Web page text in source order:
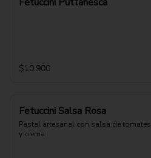
$10.900
Fetuccini Salsa Rosa
Pastal artesanal con salsa de tomates
y crema